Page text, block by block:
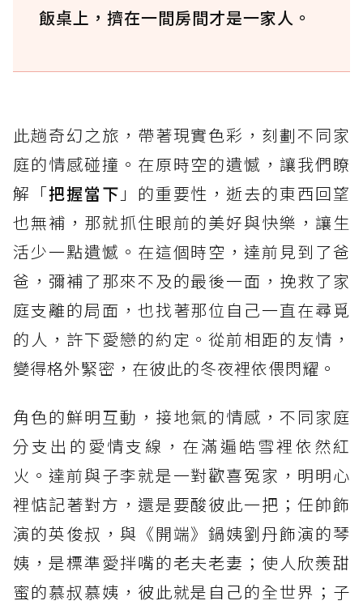
飯桌上，擠在一間房間才是一家人。
此趟奇幻之旅，帶著現實色彩，刻劃不同家
庭的情感碰撞。在原時空的遺憾，讓我們瞭
解「把握當下 」的重要性，逝去的東西回望
也無補，那就抓住眼前的美好與快樂，讓生
活少一點遺憾。在這個時空，達前見到了爸
爸，彌補了那來不及的最後一面，挽救了家
庭支離的局面，也找著那位自己一直在尋覓
的人，許下愛戀的約定。從前相距的友情，
變得格外緊密，在彼此的冬夜裡依偎閃耀。
角色的鮮明互動，接地氣的情感，不同家庭
分支出的愛情支線，在滿遍皓雪裡依然紅
火。達前與子李就是一對歡喜冤家，明明心
裡惦記著對方，還是要酸彼此一把；任帥飾
演的英俊叔，與《開端》鍋姨劉丹飾演的琴
姨，是標準愛拌嘴的老夫老妻；使人欣羨甜
蜜的慕叔慕姨，彼此就是自己的全世界；子